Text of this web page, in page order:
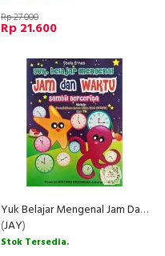
Rp 27.000
Rp 21.600
Yuk Belajar Mengenal Jam Dan Waktu Sambil Bercerita
(JAY)
Stok Tersedia.